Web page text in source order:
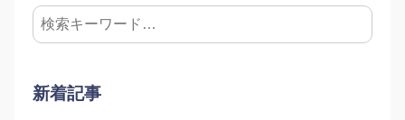
新着記事